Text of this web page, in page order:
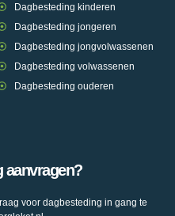
Dagbesteding kinderen
Dagbesteding jongeren
Dagbesteding jongvolwassenen
Dagbesteding volwassenen
Dagbesteding ouderen
aanvragen?
voor dagbesteding in gang te